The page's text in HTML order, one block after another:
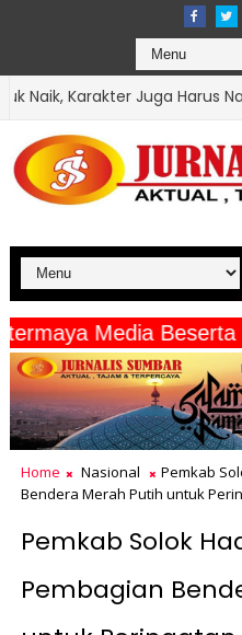
Harus Naik NASIONAL
intermaya Media
Home Nasional
Pemkab
Bendera Merah Putih untuk
Pemkab Solok
Pembagian